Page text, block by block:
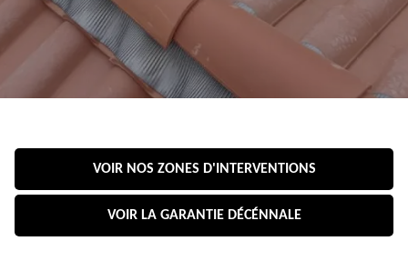
VOIR NOS ZONES D'INTERVENTIONS
VOIR LA GARANTIE DÉCÉNNALE